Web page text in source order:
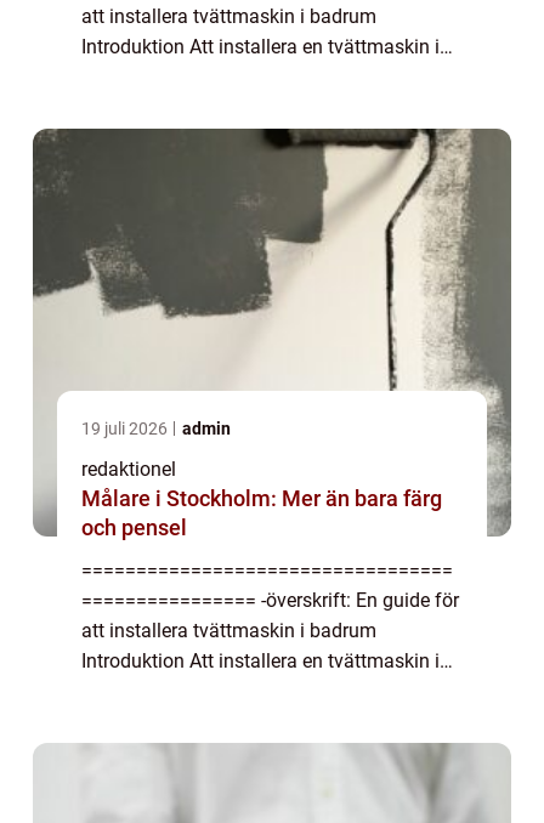
att installera tvättmaskin i badrum
Introduktion Att installera en tvättmaskin i
19 juli 2026 admin
redaktionel
Målare i Stockholm: Mer än bara färg
och pensel
==================================
================ -överskrift: En guide för
att installera tvättmaskin i badrum
Introduktion Att installera en tvättmaskin i